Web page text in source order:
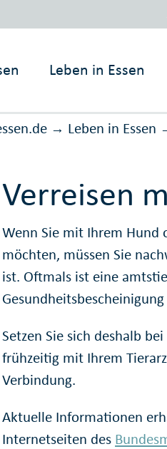
Leben in Essen
→ Leben in Essen
Verreisen
Wenn Sie mit Ihrem Hund
möchten, müssen Sie
ist. Oftmals ist eine
Setzen Sie sich deshalb
frühzeitig mit Ihrem
Verbindung.
Aktuelle Informationen
Internetseiten des